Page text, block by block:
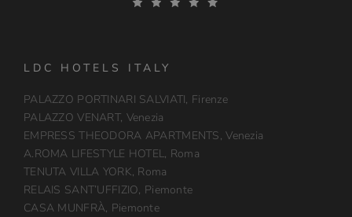
LDC HOTELS ITALY
PALAZZO PORTINARI SALVIATI, Firenze
PALAZZO VENART, Venezia
EMPRESS THEODORA APARTMENTS, Venezia
A.ROMA LIFESTYLE HOTEL, Roma
TENUTA VILLA YORK, Roma
RELAIS SANT’UFFIZIO, Piemonte
CASA MUNFRÀ, Piemonte